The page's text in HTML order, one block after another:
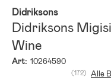
Didriksons
Didriksons
Wine
Art: 10264590
(172) Alle